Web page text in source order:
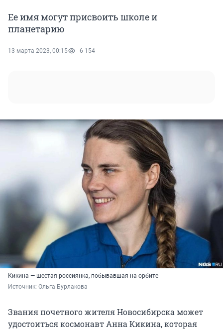
Ее имя могут присвоить школе и
планетарию
13 марта 2023, 00:15 6 154
Кикина — шестая россиянка, побывавшая на орбите
Источник: Ольга Бурлакова
Звания почетного жителя Новосибирска может
удостоиться космонавт Анна Кикина, которая